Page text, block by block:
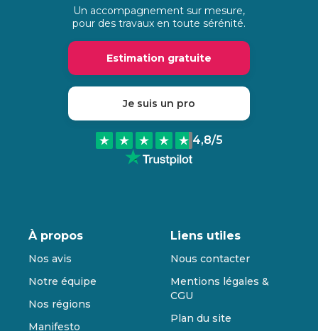
Un accompagnement sur mesure,
pour des travaux en toute sérénité.
Estimation gratuite
Je suis un pro
4,8/5
À propos
Nos avis
Notre équipe
Nos régions
Manifesto
Liens utiles
Nous contacter
Mentions légales &
CGU
Plan du site